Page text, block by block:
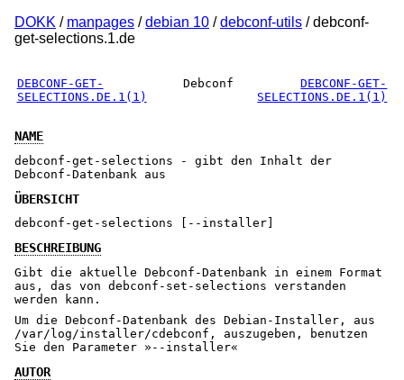
DOKK / manpages /debian 10 /debconf-utils / debconf-
get-selections.1.de
DEBCONF-GET-
SELECTIONS.DE.1(1)
Debconf
DEBCONF-GET-
SELECTIONS.DE.1(1)
NAME
debconf-get-selections - gibt den Inhalt der
Debconf-Datenbank aus
ÜBERSICHT
debconf-get-selections [--installer]
BESCHREIBUNG
Gibt die aktuelle Debconf-Datenbank in einem Format
aus, das von debconf-set-selections verstanden
werden kann.
Um die Debconf-Datenbank des Debian-Installer, aus
/var/log/installer/cdebconf, auszugeben, benutzen
Sie den Parameter »--installer«
AUTOR